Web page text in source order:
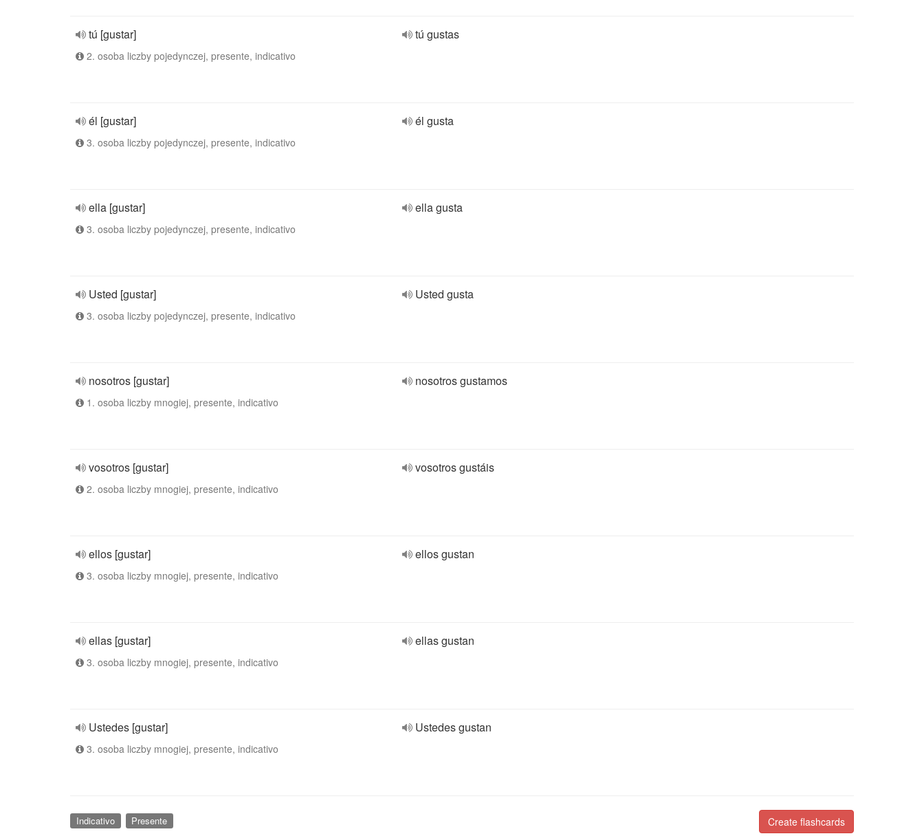
tú [gustar]
2. osoba liczby pojedynczej, presente, indicativo
tú gustas
él [gustar]
3. osoba liczby pojedynczej, presente, indicativo
él gusta
ella [gustar]
3. osoba liczby pojedynczej, presente, indicativo
ella gusta
Usted [gustar]
3. osoba liczby pojedynczej, presente, indicativo
Usted gusta
nosotros [gustar]
1. osoba liczby mnogiej, presente, indicativo
nosotros gustamos
vosotros [gustar]
2. osoba liczby mnogiej, presente, indicativo
vosotros gustáis
ellos [gustar]
3. osoba liczby mnogiej, presente, indicativo
ellos gustan
ellas [gustar]
3. osoba liczby mnogiej, presente, indicativo
ellas gustan
Ustedes [gustar]
3. osoba liczby mnogiej, presente, indicativo
Ustedes gustan
Create flashcards
Indicativo Presente